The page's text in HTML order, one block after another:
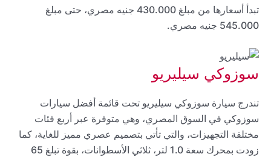
تبدأ أسعارها من مبلغ 430.000 جنيه مصري، حتى مبلغ
545.000 جنيه مصري.
سوزوكي سيليريو
تندرج سيارة سوزوكي سيليريو تحت قائمة أفضل سيارات
سوزوكي في السوق المصري، وهي متوفرة عبر أربع فئات
مختلفة التجهيزات، والتي تأتي بتصميم عصري مميز للغاية، كما
زودت بمحرك سعة 1.0 لتر، ثلاثي الأسطوانات، بقوة تبلغ 65